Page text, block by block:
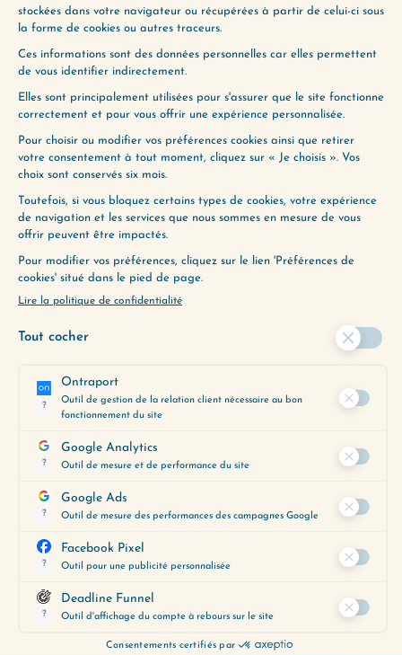
(128) INCARNER SES ÉMOTIONS
(130) LA CAPACITÉ À DÉSIRER
ENVIE D’ALLER PLUS
LOIN ?
Utilisez notre Guide d’Écoute, un
correspondent le mieux à vos
préoccupations du moment.
Obtenez-le gratuitement en
cliquant ci-dessous :
JE LE VEUX